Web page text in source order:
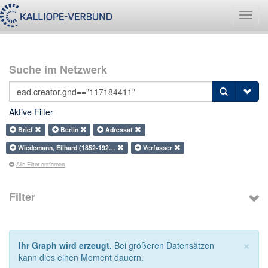
Suche im Netzwerk
Aktive Filter
Brief Berlin
Adressat
Wiedemann, Eilhard (1852-192…
Verfasser
Alle Filter entfernen
Filter
×
Ihr Graph wird erzeugt. Bei größeren Datensätzen
kann dies einen Moment dauern.